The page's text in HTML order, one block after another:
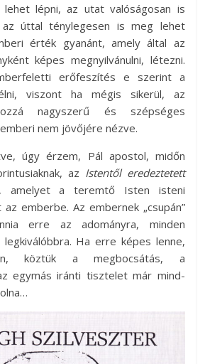
lépni, az utat valóságosan is
úttal ténylegesen is meg lehet
érték gyanánt, amely által az
képes megnyilvánulni, létezni.
erőfeszítés e szerint a
viszont ha mégis sikerül, az
nagyszerű és szépséges
nem jövőjére nézve.
úgy érzem, Pál apostol, midőn
az Istentől eredeztetett
amelyet a teremtő Isten isteni
emberbe. Az embernek „csupán”
erre az adományra, minden
Ha erre képes lenne,
köztük a megbocsátás, a
egymás iránti tisztelet már mind-